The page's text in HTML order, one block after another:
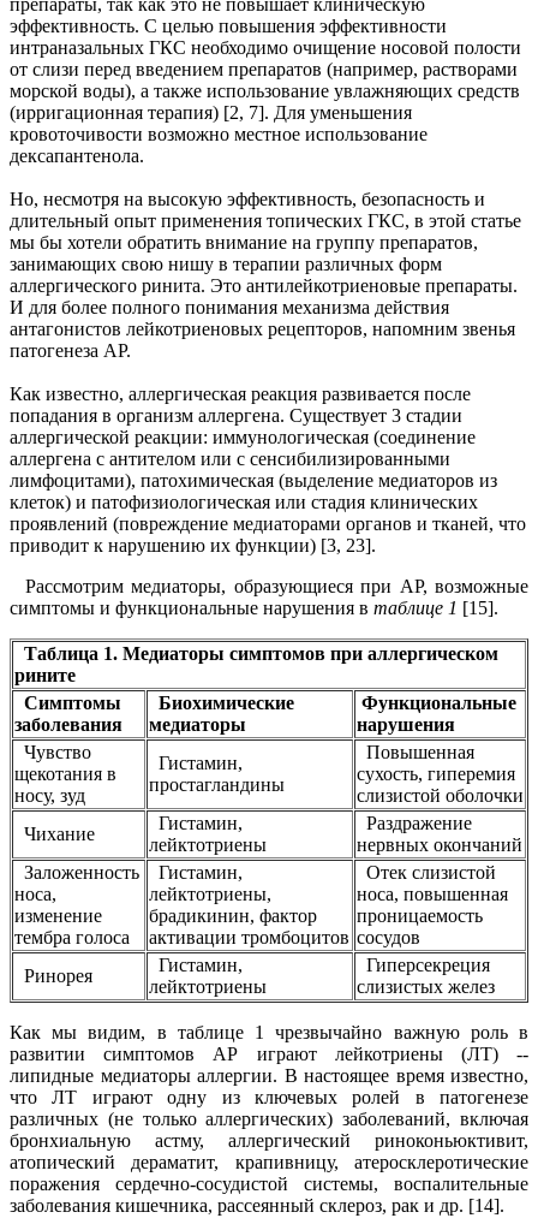
эффективность. С целью повышения эффективности
интраназальных ГКС необходимо очищение носовой полости
от слизи перед введением препаратов (например, растворами
морской воды), а также использование увлажняющих средств
(ирригационная терапия) [2, 7]. Для уменьшения
кровоточивости возможно местное использование
дексапантенола.
Но, несмотря на высокую эффективность, безопасность и
длительный опыт применения топических ГКС, в этой статье
мы бы хотели обратить внимание на группу препаратов,
занимающих свою нишу в терапии различных форм
аллергического ринита. Это антилейкотриеновые препараты.
И для более полного понимания механизма действия
антагонистов лейкотриеновых рецепторов, напомним звенья
патогенеза АР.
Как известно, аллергическая реакция развивается после
попадания в организм аллергена. Существует 3 стадии
аллергической реакции: иммунологическая (соединение
аллергена с антителом или с сенсибилизированными
лимфоцитами), патохимическая (выделение медиаторов из
клеток) и патофизиологическая или стадия клинических
проявлений (повреждение медиаторами органов и тканей, что
приводит к нарушению их функции) [3, 23].
Рассмотрим медиаторы, образующиеся при АР, возможные
симптомы и функциональные нарушения в таблице 1 [15].
Таблица 1. Медиаторы симптомов при аллергическом
рините
Симптомы
заболевания
Биохимические
медиаторы
Функциональные
нарушения
Чувство
щекотания в
носу, зуд
Гистамин,
простагландины
Повышенная
сухость, гиперемия
слизистой оболочки
Чихание
Гистамин,
лейктотриены
Раздражение
нервных окончаний
Заложенность
носа,
изменение
тембра голоса
Гистамин,
лейктотриены,
брадикинин, фактор
активации тромбоцитов
Отек слизистой
носа, повышенная
проницаемость
сосудов
Ринорея
Гистамин,
лейктотриены
Гиперсекреция
слизистых желез
Как мы видим, в таблице 1 чрезвычайно важную роль в
развитии симптомов АР играют лейкотриены (ЛТ) --
липидные медиаторы аллергии. В настоящее время известно,
что ЛТ играют одну из ключевых ролей в патогенезе
различных (не только аллергических) заболеваний, включая
бронхиальную астму, аллергический риноконьюктивит,
атопический дераматит, крапивницу, атеросклеротические
поражения сердечно-сосудистой системы, воспалительные
заболевания кишечника, рассеянный склероз, рак и др. [14].